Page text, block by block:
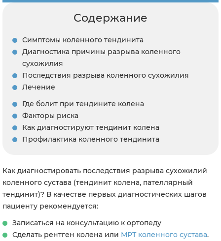
Содержание
Симптомы коленного тендинита
Диагностика причины разрыва коленного
сухожилия
Последствия разрыва коленного сухожилия
Лечение
Где болит при тендините колена
Факторы риска
Как диагностируют тендинит колена
Профилактика коленного тендинита
Как диагностировать последствия разрыва сухожилий
коленного сустава (тендинит колена, пателлярный
тендинит)? В качестве первых диагностических шагов
пациенту рекомендуется:
Записаться на консультацию к ортопеду
Сделать рентген колена или МРТ коленного сустава.